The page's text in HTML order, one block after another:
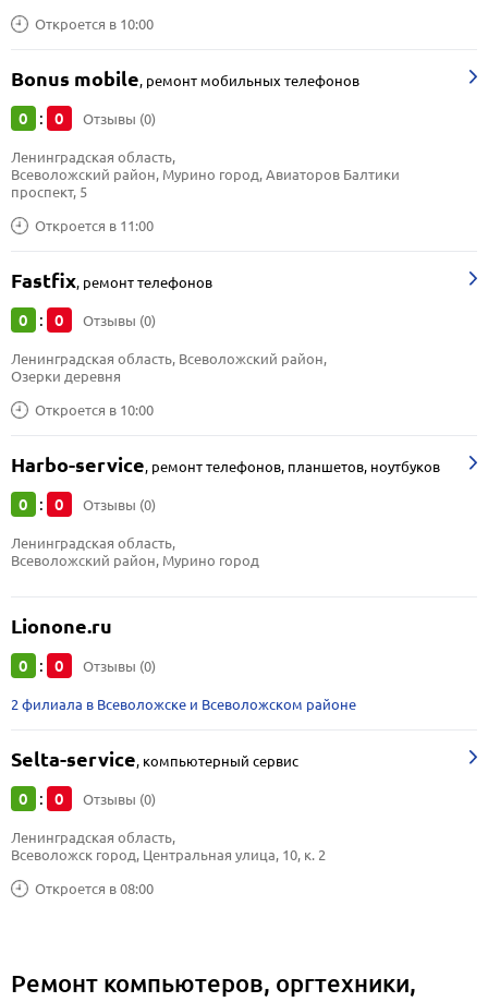
Откроется в 10:00
Bonus mobile, ремонт мобильных телефонов
0 : 0 Отзывы (0)
Откроется в 11:00
Ленинградская область,
Всеволожский район, Мурино город, Авиаторов Балтики
проспект, 5
Fastfix, ремонт телефонов
0 : 0 Отзывы (0)
Откроется в 10:00
Ленинградская область, Всеволожский район,
Озерки деревня
Harbo-service, ремонт телефонов, планшетов, ноутбуков
0 : 0 Отзывы (0)
Ленинградская область,
Всеволожский район, Мурино город
Lionone.ru
0 : 0 Отзывы (0)
2 филиала в Всеволожске и Всеволожском районе
Selta-service, компьютерный сервис
0 : 0 Отзывы (0)
Откроется в 08:00
Ленинградская область,
Всеволожск город, Центральная улица, 10, к. 2
Ремонт компьютеров, оргтехники,